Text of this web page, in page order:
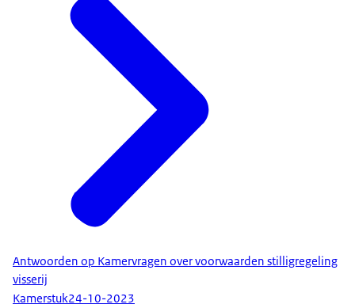
Antwoorden op Kamervragen over voorwaarden stilligregeling
visserij
Kamerstuk24-10-2023